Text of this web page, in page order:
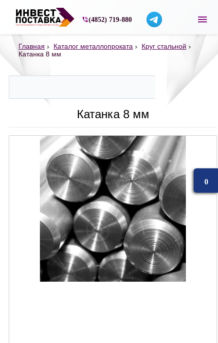
Строительные материалы со склада в
(4852) 719-880
Главная Каталог металлопроката
Круг стальной
Катанка 8 мм
Катанка 8 мм
0